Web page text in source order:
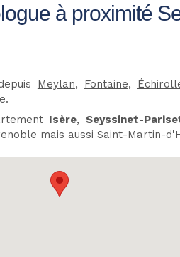
à proximité
Meylan, Fontaine,
Isère, Seyssinet-
mais aussi Saint-Martin-